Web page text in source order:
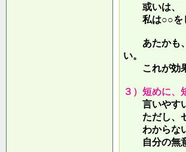
或いは、
私は○○をし
あたかも、
い。
これが効果
３）短めに、
言いやすい
ただし、セ
わからない
自分の無意